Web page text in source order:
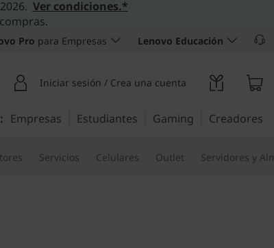
Ver condiciones.*
Pro para Empresas Lenovo Educación
Iniciar sesión / Crea una cuenta
Empresas Estudiantes Gaming Creadores
Servicios Celulares Outlet Servidores y